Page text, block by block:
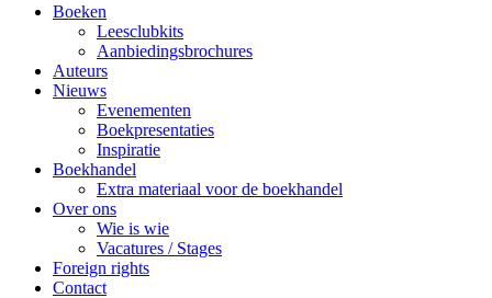
Boeken
Leesclubkits
Aanbiedingsbrochures
Auteurs
Nieuws
Evenementen
Boekpresentaties
Inspiratie
Boekhandel
Extra materiaal voor de boekhandel
Over ons
Wie is wie
Vacatures / Stages
Foreign rights
Contact